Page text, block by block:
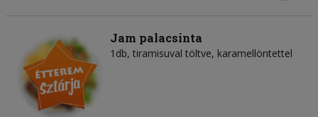
Jam palacsinta
1db, tiramisuval töltve, karamellöntettel